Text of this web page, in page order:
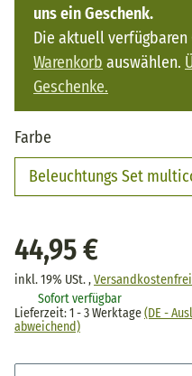
uns ein Geschenk.
Die aktuell verfügbaren
Warenkorb auswählen.
Geschenke.
Farbe
Beleuchtungs Set
44,95 €
inkl. 19% USt. ,
Sofort verfügbar
Lieferzeit:1 - 3 Werktage(DE -
abweichend)